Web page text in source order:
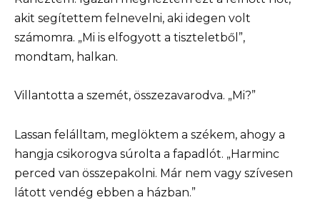
akit segítettem felnevelni, aki idegen volt
számomra. „Mi is elfogyott a tiszteletből”,
mondtam, halkan.
Villantotta a szemét, összezavarodva. „Mi?”
Lassan felálltam, meglöktem a székem, ahogy a
hangja csikorogva súrolta a fapadlót. „Harminc
perced van összepakolni. Már nem vagy szívesen
látott vendég ebben a házban.”